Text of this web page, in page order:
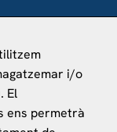
Cooperación
i/o
El
ens permetrà